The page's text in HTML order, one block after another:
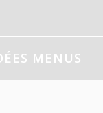
MENUS